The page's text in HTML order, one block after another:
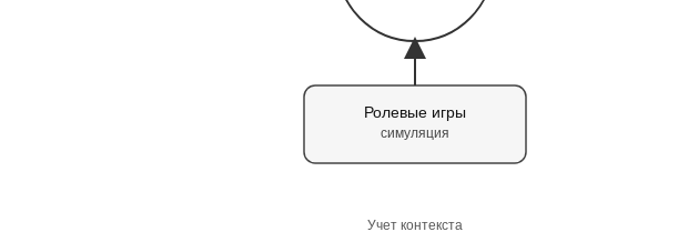
Ролевые игры
симуляция
Учет контекста